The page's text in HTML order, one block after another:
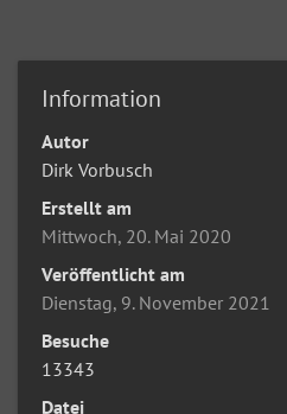
Information
Autor
Dirk Vorbusch
Erstellt am
Mittwoch, 20. Mai 2020
Veröffentlicht am
Dienstag, 9. November 2021
Besuche
13343
Datei